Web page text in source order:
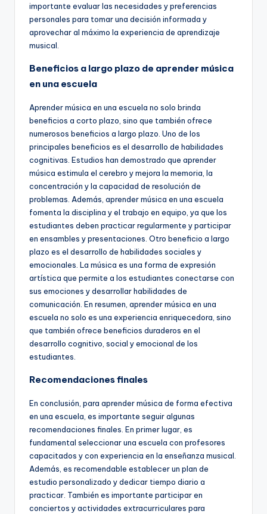
importante evaluar las necesidades y preferencias
personales para tomar una decisión informada y
aprovechar al máximo la experiencia de aprendizaje
musical.
Beneficios a largo plazo de aprender música
en una escuela
Aprender música en una escuela no solo brinda
beneficios a corto plazo, sino que también ofrece
numerosos beneficios a largo plazo. Uno de los
principales beneficios es el desarrollo de habilidades
cognitivas. Estudios han demostrado que aprender
música estimula el cerebro y mejora la memoria, la
concentración y la capacidad de resolución de
problemas. Además, aprender música en una escuela
fomenta la disciplina y el trabajo en equipo, ya que los
estudiantes deben practicar regularmente y participar
en ensambles y presentaciones. Otro beneficio a largo
plazo es el desarrollo de habilidades sociales y
emocionales. La música es una forma de expresión
artística que permite a los estudiantes conectarse con
sus emociones y desarrollar habilidades de
comunicación. En resumen, aprender música en una
escuela no solo es una experiencia enriquecedora, sino
que también ofrece beneficios duraderos en el
desarrollo cognitivo, social y emocional de los
estudiantes.
Recomendaciones finales
En conclusión, para aprender música de forma efectiva
en una escuela, es importante seguir algunas
recomendaciones finales. En primer lugar, es
fundamental seleccionar una escuela con profesores
capacitados y con experiencia en la enseñanza musical.
Además, es recomendable establecer un plan de
estudio personalizado y dedicar tiempo diario a
practicar. También es importante participar en
conciertos y actividades extracurriculares para